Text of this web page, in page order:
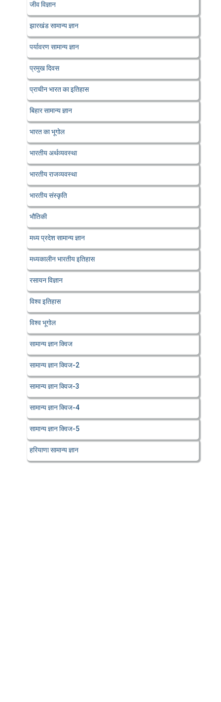
जीव विज्ञान
झारखंड सामान्य ज्ञान
पर्यावरण सामान्य ज्ञान
प्रमुख दिवस
प्राचीन भारत का इतिहास
बिहार सामान्य ज्ञान
भारत का भूगोल
भारतीय अर्थव्यवस्था
भारतीय राजव्यवस्था
भारतीय संस्कृति
भौतिकी
मध्य प्रदेश सामान्य ज्ञान
मध्यकालीन भारतीय इतिहास
रसायन विज्ञान
विश्व इतिहास
विश्व भूगोल
सामान्य ज्ञान क्विज
सामान्य ज्ञान क्विज-2
सामान्य ज्ञान क्विज-3
सामान्य ज्ञान क्विज-4
सामान्य ज्ञान क्विज-5
हरियाणा सामान्य ज्ञान